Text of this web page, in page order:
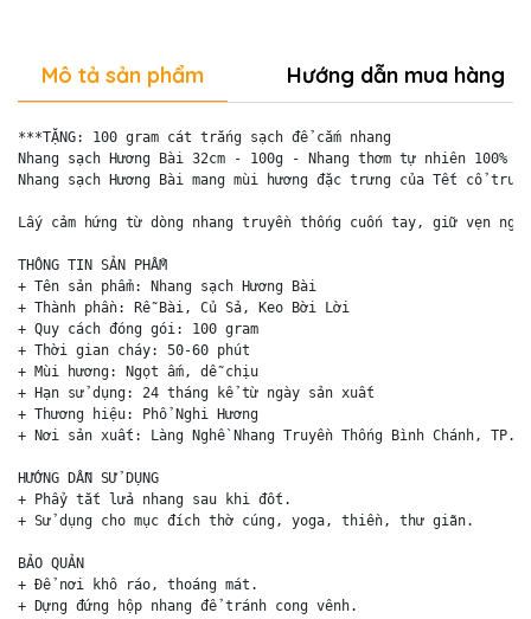
Mô tả sản phẩm Hướng dẫn mua hàng
***TẶNG: 100 gram cát trắng sạch để cắm nhang
Nhang sạch Hương Bài 32cm - 100g - Nhang thơm tự nhiên 100%
Nhang sạch Hương Bài mang mùi hương đặc trưng của Tết cổ
Lấy cảm hứng từ dòng nhang truyền thống cuốn tay, giữ vẹn
THÔNG TIN SẢN PHẨM
+ Tên sản phẩm: Nhang sạch Hương Bài
+ Thành phần: Rễ Bài, Củ Sả, Keo Bời Lời
+ Quy cách đóng gói: 100 gram
+ Thời gian cháy: 50-60 phút
+ Mùi hương: Ngọt ấm, dễ chịu
+ Hạn sử dụng: 24 tháng kể từ ngày sản xuất
+ Thương hiệu: Phổ Nghi Hương
+ Nơi sản xuất: Làng Nghề Nhang Truyền Thống Bình Chánh,
HƯỚNG DẪN SỬ DỤNG
+ Phẩy tắt lửa nhang sau khi đốt.
+ Sử dụng cho mục đích thờ cúng, yoga, thiền, thư giãn.
BẢO QUẢN
+ Để nơi khô ráo, thoáng mát.
+ Dựng đứng hộp nhang để tránh cong vênh.